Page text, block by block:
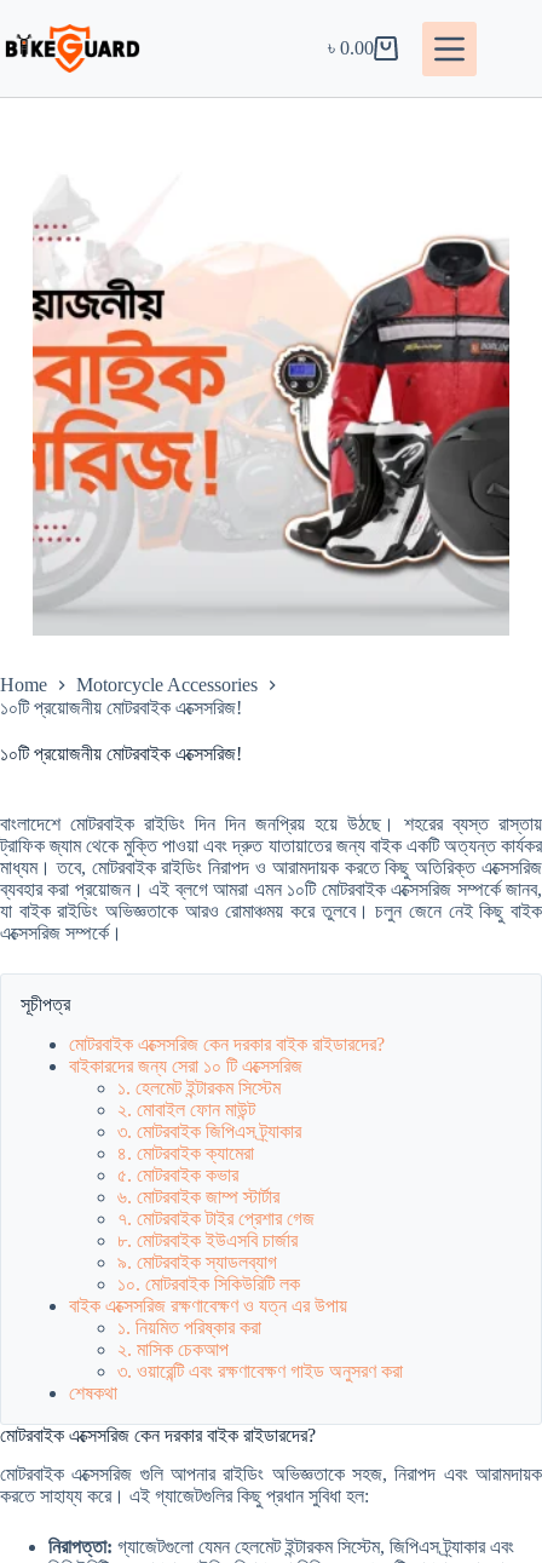
৳0.00
Home
Motorcycle Accessories
১০টি প্রয়োজনীয় মোটরবাইক এক্সেসরিজ!
১০টি প্রয়োজনীয় মোটরবাইক এক্সেসরিজ!
বাংলাদেশে মোটরবাইক রাইডিং দিন দিন জনপ্রিয় হয়ে উঠছে। শহরের ব্যস্ত রাস্তায়
ট্রাফিক জ্যাম থেকে মুক্তি পাওয়া এবং দ্রুত যাতায়াতের জন্য বাইক একটি অত্যন্ত কার্যকর
মাধ্যম। তবে, মোটরবাইক রাইডিং নিরাপদ ও আরামদায়ক করতে কিছু অতিরিক্ত এক্সেসরিজ
ব্যবহার করা প্রয়োজন। এই ব্লগে আমরা এমন ১০টি মোটরবাইক এক্সেসরিজ সম্পর্কে জানব,
যা বাইক রাইডিং অভিজ্ঞতাকে আরও রোমাঞ্চময় করে তুলবে। চলুন জেনে নেই কিছু বাইক
এক্সেসরিজ সম্পর্কে।
সূচীপত্র
মোটরবাইক এক্সেসরিজ কেন দরকার বাইক রাইডারদের?
বাইকারদের জন্য সেরা ১০ টি এক্সেসরিজ
১. হেলমেট ইন্টারকম সিস্টেম
২. মোবাইল ফোন মাউন্ট
৩. মোটরবাইক জিপিএস ট্র্যাকার
৪. মোটরবাইক ক্যামেরা
৫. মোটরবাইক কভার
৬. মোটরবাইক জাম্প স্টার্টার
৭. মোটরবাইক টাইর প্রেশার গেজ
৮. মোটরবাইক ইউএসবি চার্জার
৯. মোটরবাইক স্যাডলব্যাগ
১০. মোটরবাইক সিকিউরিটি লক
বাইক এক্সেসরিজ রক্ষণাবেক্ষণ ও যত্ন এর উপায়
১. নিয়মিত পরিষ্কার করা
২. মাসিক চেকআপ
৩. ওয়ারেন্টি এবং রক্ষণাবেক্ষণ গাইড অনুসরণ করা
শেষকথা
মোটরবাইক এক্সেসরিজ কেন দরকার বাইক রাইডারদের?
মোটরবাইক এক্সেসরিজ গুলি আপনার রাইডিং অভিজ্ঞতাকে সহজ, নিরাপদ এবং আরামদায়ক
করতে সাহায্য করে। এই গ্যাজেটগুলির কিছু প্রধান সুবিধা হল:
নিরাপত্তা: গ্যাজেটগুলো যেমন হেলমেট ইন্টারকম সিস্টেম, জিপিএস ট্র্যাকার এবং